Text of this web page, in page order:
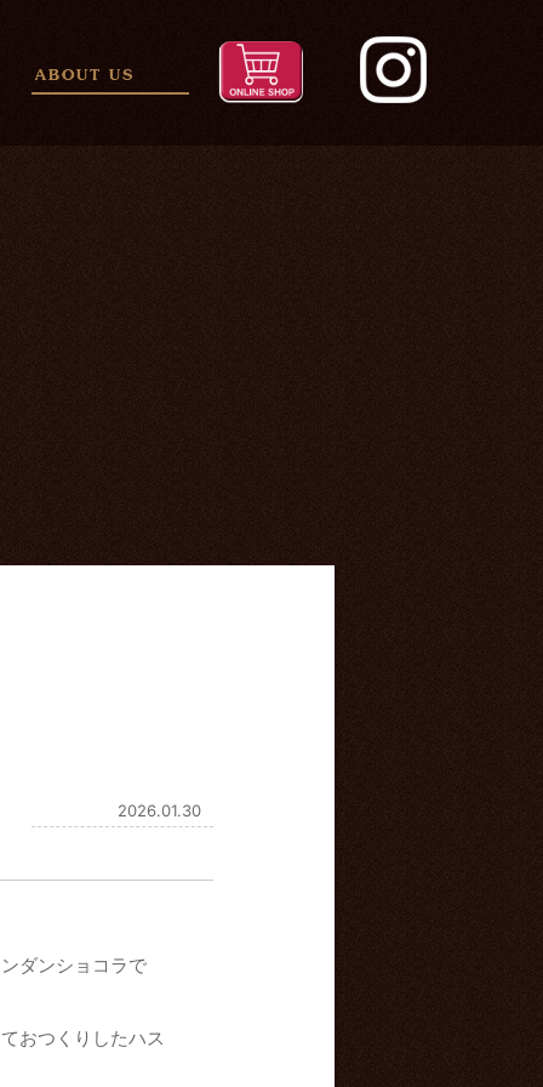
2026.01.30
ダンショコラで
おつくりしたハス